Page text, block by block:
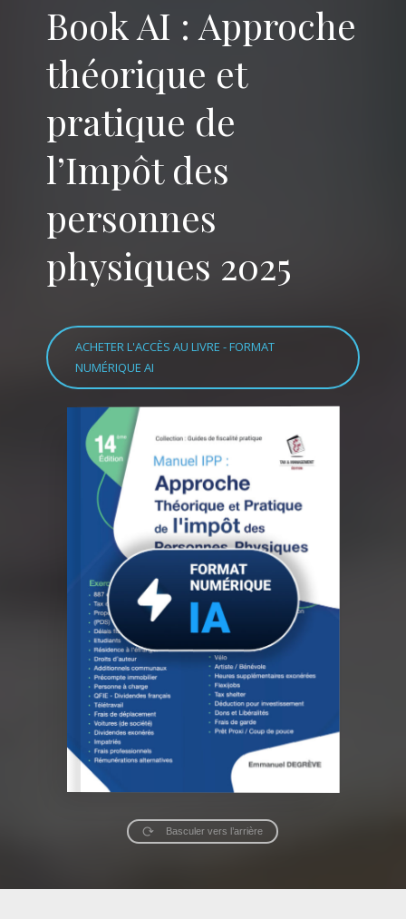
Book AI : Approche
théorique et
pratique de
l’Impôt des
personnes
physiques 2025
ACHETER L'ACCÈS AU LIVRE - FORMAT
NUMÉRIQUE AI
Basculer vers l’arrière